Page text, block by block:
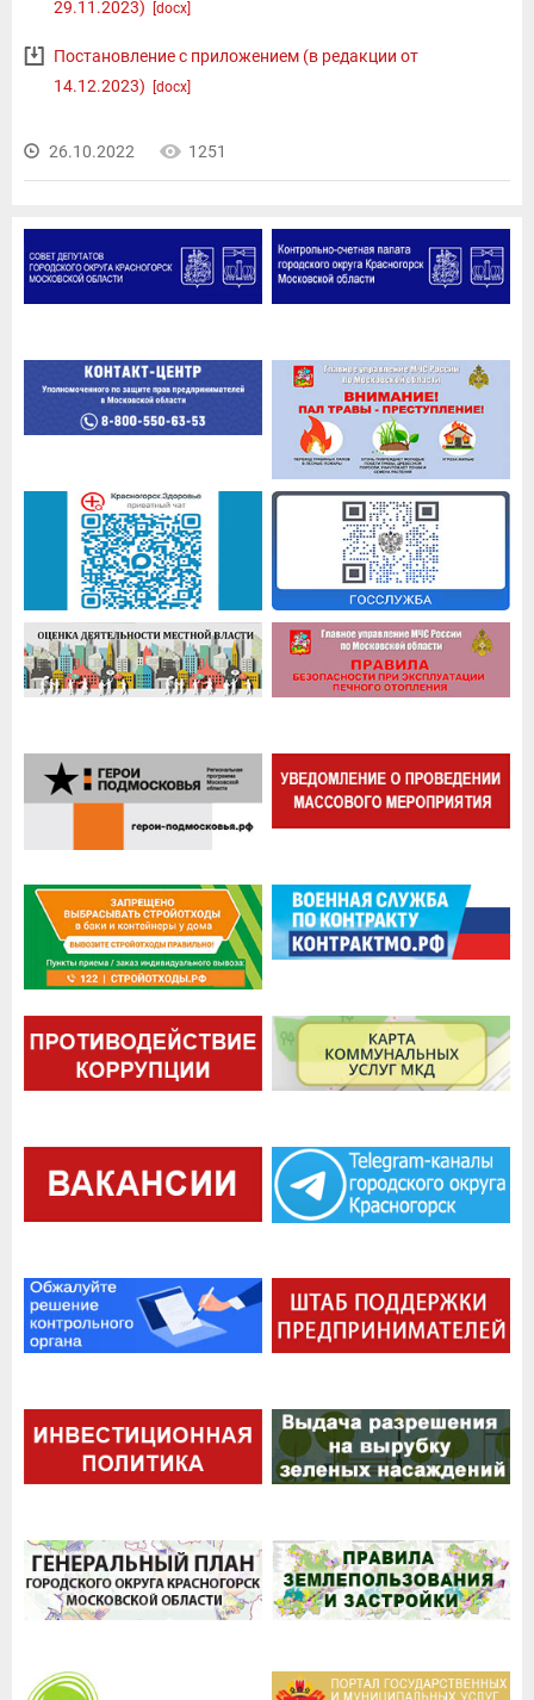
29.11.2023) [docx]
Постановление с приложением (в редакции от
14.12.2023)
[docx]
26.10.2022 1251